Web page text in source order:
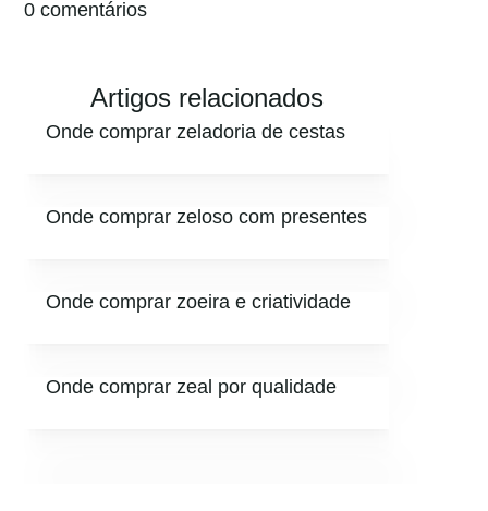
0 comentários
Artigos relacionados
Onde comprar zeladoria de cestas
Onde comprar zeloso com presentes
Onde comprar zoeira e criatividade
Onde comprar zeal por qualidade